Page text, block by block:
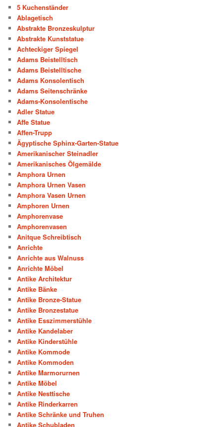
5 Kuchenständer
Ablagetisch
Abstrakte Bronzeskulptur
Abstrakte Kunststatue
Achteckiger Spiegel
Adams Beistelltisch
Adams Beistelltische
Adams Konsolentisch
Adams Seitenschränke
Adams-Konsolentische
Adler Statue
Affe Statue
Affen-Trupp
Ägyptische Sphinx-Garten-Statue
Amerikanischer Steinadler
Amerikanisches Ölgemälde
Amphora Urnen
Amphora Urnen Vasen
Amphora Vasen Urnen
Amphoren Urnen
Amphorenvase
Amphorenvasen
Anitque Schreibtisch
Anrichte
Anrichte aus Walnuss
Anrichte Möbel
Antike Architektur
Antike Bänke
Antike Bronze-Statue
Antike Bronzestatue
Antike Esszimmerstühle
Antike Kandelaber
Antike Kinderstühle
Antike Kommode
Antike Kommoden
Antike Marmorurnen
Antike Möbel
Antike Nesttische
Antike Rinderkarren
Antike Schränke und Truhen
Antike Schubladen